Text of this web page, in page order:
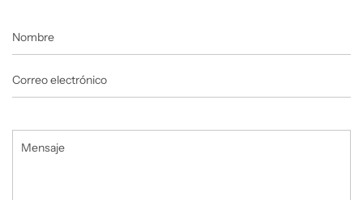
Correo